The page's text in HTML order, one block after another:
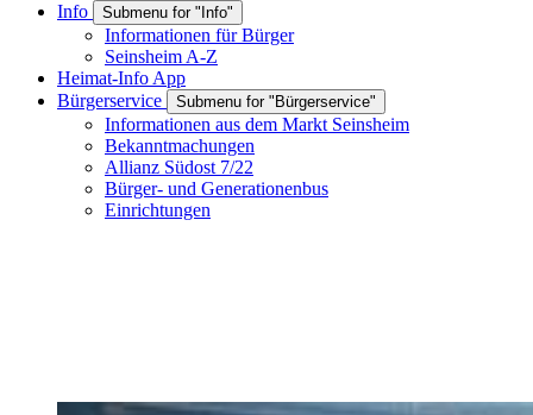
Info
Submenu for "Info"
Informationen für Bürger
Seinsheim A-Z
Heimat-Info App
Bürgerservice
Submenu for "Bürgerservice"
Informationen aus dem Markt Seinsheim
Bekanntmachungen
Allianz Südost 7/22
Bürger- und Generationenbus
Einrichtungen